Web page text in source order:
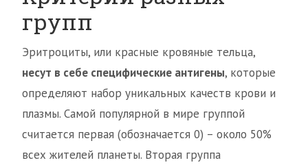
групп
Эритроциты, или красные кровяные тельца,
несут в себе специфические антигены, которые
определяют набор уникальных качеств крови и
плазмы. Самой популярной в мире группой
считается первая (обозначается 0) – около 50%
всех жителей планеты. Вторая группа